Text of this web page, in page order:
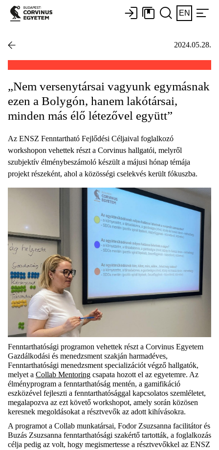
EN
2024.05.28.
„Nem versenytársai vagyunk egymásnak
ezen a Bolygón, hanem lakótársai,
minden más élő létezővel együtt”
Az ENSZ Fenntartható Fejlődési Céljaival foglalkozó
workshopon vehettek részt a Corvinus hallgatói, melyről
szubjektív élménybeszámoló készült a májusi hónap témája
projekt részeként, ahol a közösségi cselekvés került fókuszba.
Fenntarthatósági programon vehettek részt a Corvinus Egyetem
Gazdálkodási és menedzsment szakján harmadéves,
Fenntarthatósági menedzsment specializációt végző hallgatók,
melyet a Collab Mentoring csapata hozott el az egyetemre. Az
élményprogram a fenntarthatóság mentén, a gamifikáció
eszközével fejleszti a fenntarthatósággal kapcsolatos szemléletet,
megalapozva az ezt követő workshopot, amely során közösen
keresnek megoldásokat a résztvevők az adott kihívásokra.
A programot a Collab munkatársai, Fodor Zsuzsanna facilitátor és
Buzás Zsuzsanna fenntarthatósági szakértő tartották, a foglalkozás
célja pedig az volt, hogy megismertesse a résztvevőkkel az ENSZ